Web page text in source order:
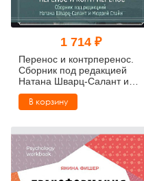
1 714 ₽
Перенос и контрперенос.
Сборник под редакцией
Натана Шварц-Салант и
Мюррей Стайн
В корзину